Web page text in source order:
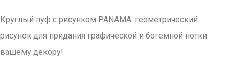
Круглый пуф с рисунком PANAMA: геометрический
рисунок для придания графической и богемной нотки
вашему декору!